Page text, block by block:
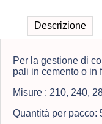
Descrizione
Per la gestione di
pali in cemento o in
Misure : 210, 240,
Quantità per pacco: